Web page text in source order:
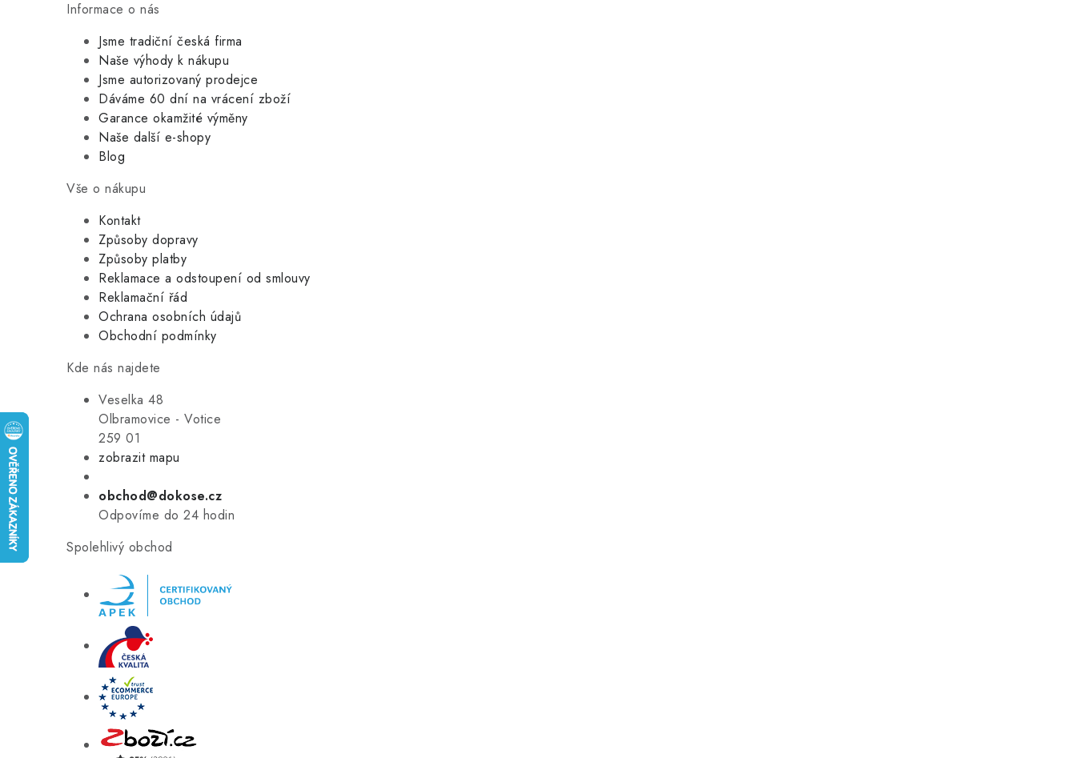
Informace o nás
Jsme tradiční česká firma
Naše výhody k nákupu
Jsme autorizovaný prodejce
Dáváme 60 dní na vrácení zboží
Garance okamžité výměny
Naše další e-shopy
Blog
Vše o nákupu
Kontakt
Způsoby dopravy
Způsoby platby
Reklamace a odstoupení od smlouvy
Reklamační řád
Ochrana osobních údajů
Obchodní podmínky
Kde nás najdete
Veselka 48
Olbramovice - Votice
259 01
zobrazit mapu
obchod@dokose.cz
Odpovíme do 24 hodin
Spolehlivý obchod